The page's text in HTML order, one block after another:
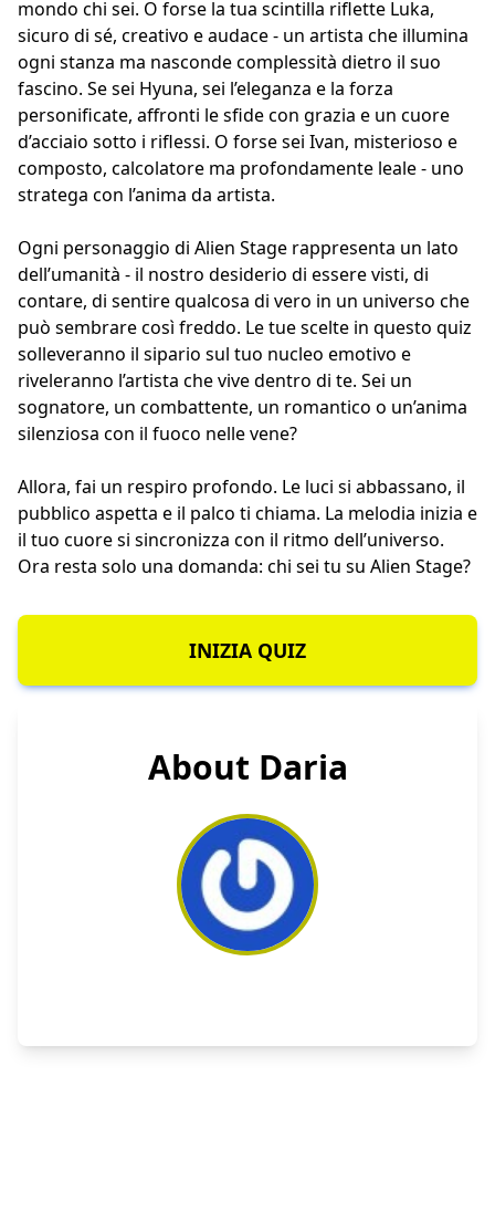
mondo chi sei. O forse la tua scintilla riflette Luka,
sicuro di sé, creativo e audace - un artista che illumina
ogni stanza ma nasconde complessità dietro il suo
fascino. Se sei Hyuna, sei l’eleganza e la forza
personificate, affronti le sfide con grazia e un cuore
d’acciaio sotto i riflessi. O forse sei Ivan, misterioso e
composto, calcolatore ma profondamente leale - uno
stratega con l’anima da artista.
Ogni personaggio di Alien Stage rappresenta un lato
dell’umanità - il nostro desiderio di essere visti, di
contare, di sentire qualcosa di vero in un universo che
può sembrare così freddo. Le tue scelte in questo quiz
solleveranno il sipario sul tuo nucleo emotivo e
riveleranno l’artista che vive dentro di te. Sei un
sognatore, un combattente, un romantico o un’anima
silenziosa con il fuoco nelle vene?
Allora, fai un respiro profondo. Le luci si abbassano, il
pubblico aspetta e il palco ti chiama. La melodia inizia e
il tuo cuore si sincronizza con il ritmo dell’universo.
Ora resta solo una domanda: chi sei tu su Alien Stage?
INIZIA QUIZ
About Daria